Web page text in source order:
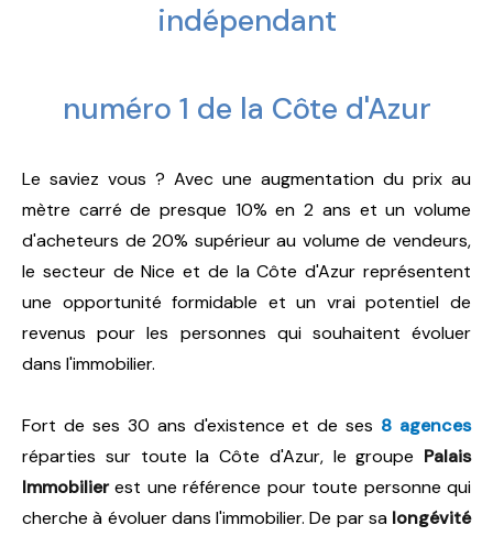
indépendant
numéro 1 de la Côte d'Azur
Le saviez vous ? Avec une augmentation du prix au
mètre carré de presque 10% en 2 ans et un volume
d'acheteurs de 20% supérieur au volume de vendeurs,
le secteur de Nice et de la Côte d'Azur représentent
une opportunité formidable et un vrai potentiel de
revenus pour les personnes qui souhaitent évoluer
dans l'immobilier.
Fort de ses 30 ans d'existence et de ses 8 agences
réparties sur toute la Côte d'Azur, le groupe Palais
Immobilierest une référence pour toute personne qui
cherche à évoluer dans l'immobilier. De par sa longévité